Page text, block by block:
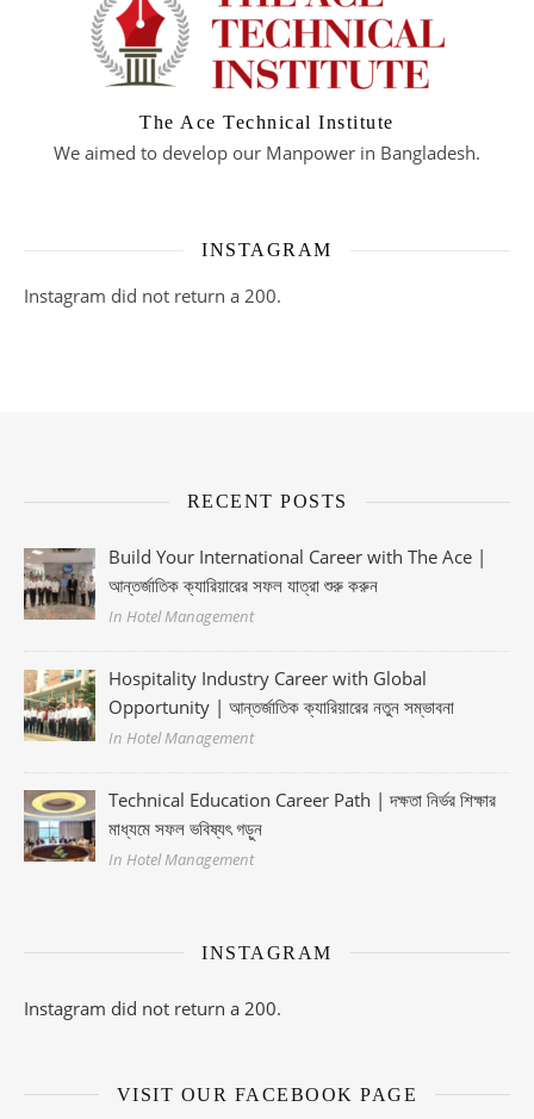
The Ace Technical Institute
We aimed to develop our Manpower in Bangladesh.
INSTAGRAM
Instagram did not return a 200.
RECENT POSTS
Build Your International Career with The Ace |
আন্তর্জাতিক ক্যারিয়ারের সফল যাত্রা শুরু করুন
In Hotel Management
Hospitality Industry Career with Global
Opportunity | আন্তর্জাতিক ক্যারিয়ারের নতুন সম্ভাবনা
In Hotel Management
Technical Education Career Path | দক্ষতা নির্ভর শিক্ষার
মাধ্যমে সফল ভবিষ্যৎ গড়ুন
In Hotel Management
INSTAGRAM
Instagram did not return a 200.
VISIT OUR FACEBOOK PAGE